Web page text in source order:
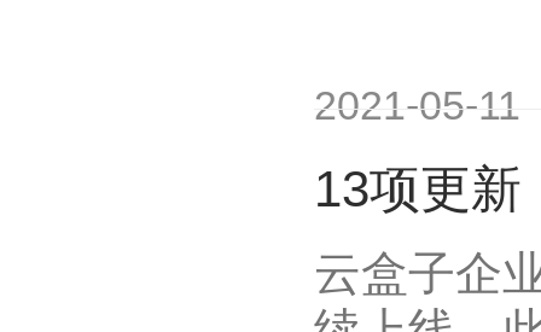
2021-05-11
13项更新
云盒子企